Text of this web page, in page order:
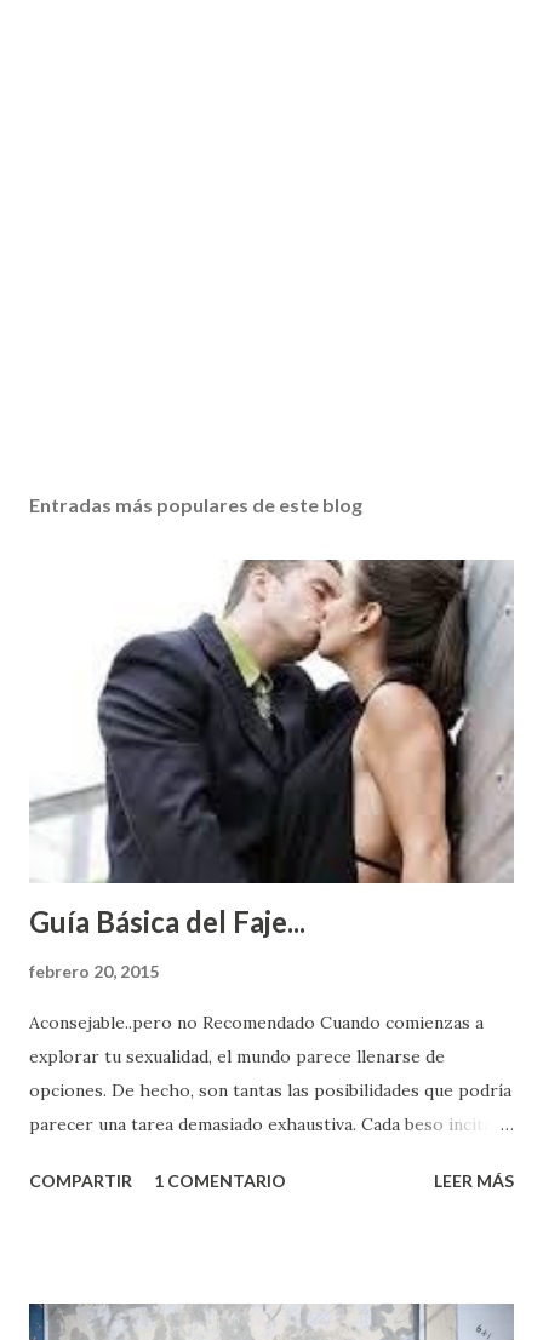
Entradas más populares de este blog
Guía Básica del Faje...
febrero 20, 2015
Aconsejable..pero no Recomendado Cuando comienzas a
explorar tu sexualidad, el mundo parece llenarse de
opciones. De hecho, son tantas las posibilidades que podría
parecer una tarea demasiado exhaustiva. Cada beso incita
partes de ti que jamás hubieras imaginado. El problema es
conoces ni la mitad de lo que deberías saber. Pero incluso
COMPARTIR 1 COMENTARIO LEER MÁS